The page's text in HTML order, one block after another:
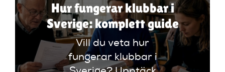
Hur fungerar klubbar i
Sverige: komplett guide
Vill du veta hur
fungerar klubbar i